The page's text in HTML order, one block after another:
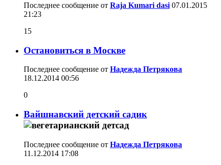
Последнее сообщение от Raja Kumari dasi 07.01.2015
21:23
15
Остановиться в Москве
Последнее сообщение от Надежда Петрякова
18.12.2014 00:56
0
Вайшнавский детский садик
Последнее сообщение от Надежда Петрякова
11.12.2014 17:08